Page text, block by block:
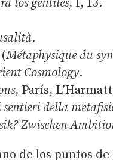
.
(Métaphysique du
Cosmology.
, París,
sentieri della
Zwischen
de los puntos